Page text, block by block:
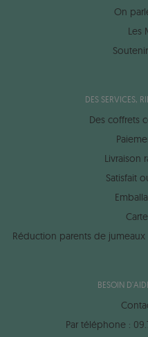
On
Les
DES SERVICES,
Des coffrets
Livraison
Satisfait
Réduction parents de
BESOIN
Par téléphone :